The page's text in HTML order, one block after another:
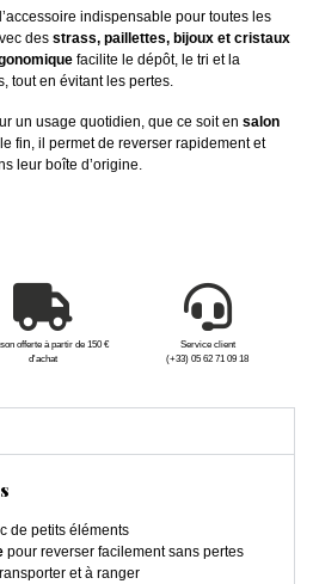
indispensable pour toutes les
des strass, paillettes, bijoux et cristaux
facilite le dépôt, le tri et la
tout en évitant les pertes.
un usage quotidien, que ce soit en salon
fin, il permet de reverser rapidement et
leur boîte d’origine.
offerte à partir de 150 €
d'achat
Service client
(+33) 05 62 71 09 18
de petits éléments
pour reverser facilement sans pertes
et à ranger